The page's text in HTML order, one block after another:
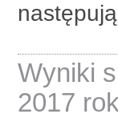
Wyniki
2017